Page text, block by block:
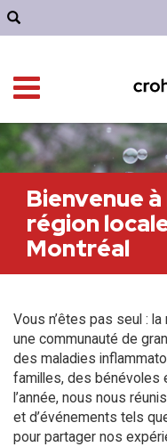
Bienvenue
région
Montréal
Vous n’êtes pas seul :
une communauté de
des maladies
familles, des bénévoles
l’année, nous nous
et d’événements tels
pour partager nos